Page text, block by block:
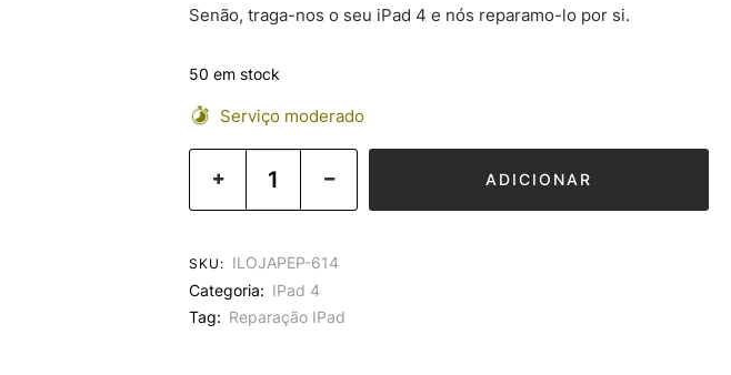
Senão, traga-nos o seu iPad 4 e nós reparamo-lo por si.
50 em stock
Serviço moderado
ADICIONAR
SKU: ILOJAPEP-614
Categoria: IPad 4
Tag: Reparação IPad